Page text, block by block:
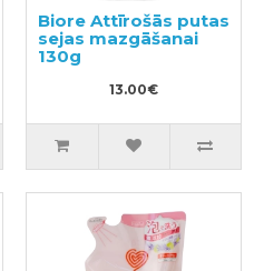
Biore Attīrošās putas
sejas mazgāšanai
130g
13.00€